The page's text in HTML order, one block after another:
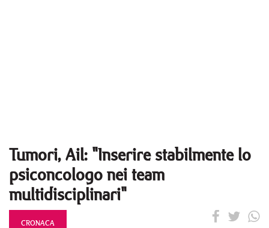
Tumori, Ail: "Inserire stabilmente lo
psiconcologo nei team
multidisciplinari"
CRONACA